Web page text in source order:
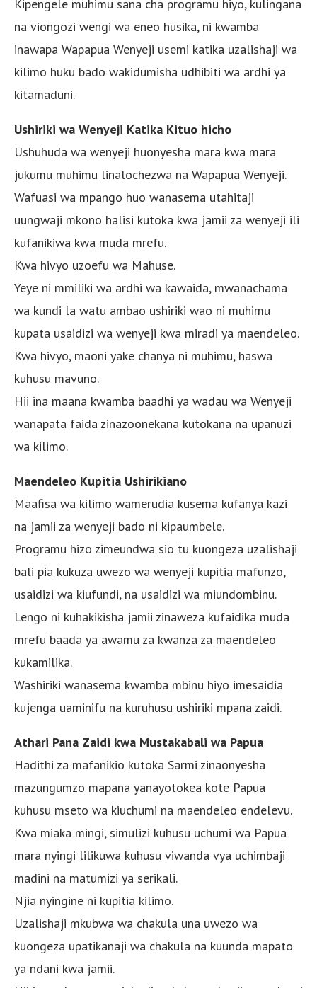
Kipengele muhimu sana cha programu hiyo, kulingana
na viongozi wengi wa eneo husika, ni kwamba
inawapa Wapapua Wenyeji usemi katika uzalishaji wa
kilimo huku bado wakidumisha udhibiti wa ardhi ya
kitamaduni.
Ushiriki wa Wenyeji Katika Kituo hicho
Ushuhuda wa wenyeji huonyesha mara kwa mara
jukumu muhimu linalochezwa na Wapapua Wenyeji.
Wafuasi wa mpango huo wanasema utahitaji
uungwaji mkono halisi kutoka kwa jamii za wenyeji ili
kufanikiwa kwa muda mrefu.
Kwa hivyo uzoefu wa Mahuse.
Yeye ni mmiliki wa ardhi wa kawaida, mwanachama
wa kundi la watu ambao ushiriki wao ni muhimu
kupata usaidizi wa wenyeji kwa miradi ya maendeleo.
Kwa hivyo, maoni yake chanya ni muhimu, haswa
kuhusu mavuno.
Hii ina maana kwamba baadhi ya wadau wa Wenyeji
wanapata faida zinazoonekana kutokana na upanuzi
wa kilimo.
Maendeleo Kupitia Ushirikiano
Maafisa wa kilimo wamerudia kusema kufanya kazi
na jamii za wenyeji bado ni kipaumbele.
Programu hizo zimeundwa sio tu kuongeza uzalishaji
bali pia kukuza uwezo wa wenyeji kupitia mafunzo,
usaidizi wa kiufundi, na usaidizi wa miundombinu.
Lengo ni kuhakikisha jamii zinaweza kufaidika muda
mrefu baada ya awamu za kwanza za maendeleo
kukamilika.
Washiriki wanasema kwamba mbinu hiyo imesaidia
kujenga uaminifu na kuruhusu ushiriki mpana zaidi.
Athari Pana Zaidi kwa Mustakabali wa Papua
Hadithi za mafanikio kutoka Sarmi zinaonyesha
mazungumzo mapana yanayotokea kote Papua
kuhusu mseto wa kiuchumi na maendeleo endelevu.
Kwa miaka mingi, simulizi kuhusu uchumi wa Papua
mara nyingi lilikuwa kuhusu viwanda vya uchimbaji
madini na matumizi ya serikali.
Njia nyingine ni kupitia kilimo.
Uzalishaji mkubwa wa chakula una uwezo wa
kuongeza upatikanaji wa chakula na kuunda mapato
ya ndani kwa jamii.